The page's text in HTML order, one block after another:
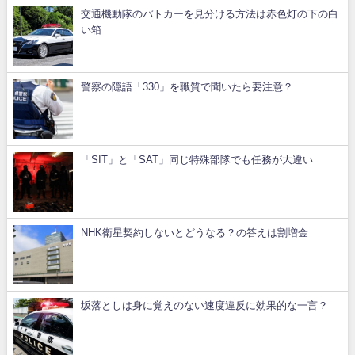
交通機動隊のパトカーを見分ける方法は赤色灯の下の白
い箱
警察の隠語「330」を職質で聞いたら要注意？
「SIT」と「SAT」同じ特殊部隊でも任務が大違い
NHK衛星契約しないとどうなる？の答えは割増金
坂落としは身に覚えのない速度違反に効果的な一言？